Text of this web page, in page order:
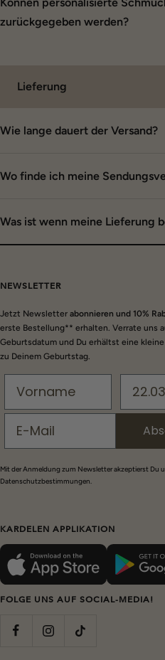
Können personalisierte
Jetzt Newsletter abonnieren und 10%
erste Bestellung** erhalten. Verrate uns
Geburtsdatum und Du erhältst eine kleine
zu Deinem Geburtstag.
Mit der Anmeldung zum Newsletter akzeptierst Du
KARDELEN APPLIKATION